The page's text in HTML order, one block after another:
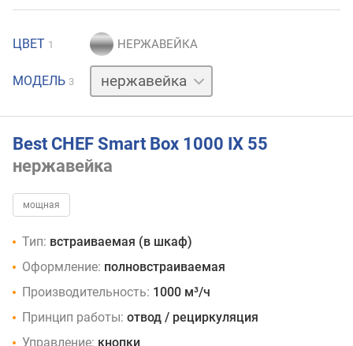
ЦВЕТ 1
МОДЕЛЬ 3
белый
черный
Best CHEF Smart Box 1000 IX 55
нержавейка
мощная
Тип: встраиваемая (в шкаф)
Оформление: полновстраиваемая
Производительность: 1000 м³/ч
Принцип работы: отвод / рециркуляция
Управление: кнопки